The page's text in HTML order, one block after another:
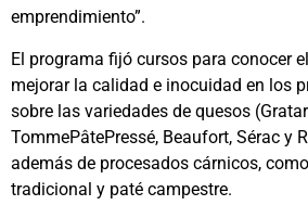
emprendimiento”.
El programa fijó cursos para conocer
mejorar la calidad e inocuidad en los
sobre las variedades de quesos
TommePâtePressé, Beaufort, Sérac y
además de procesados cárnicos,
tradicional y paté campestre.